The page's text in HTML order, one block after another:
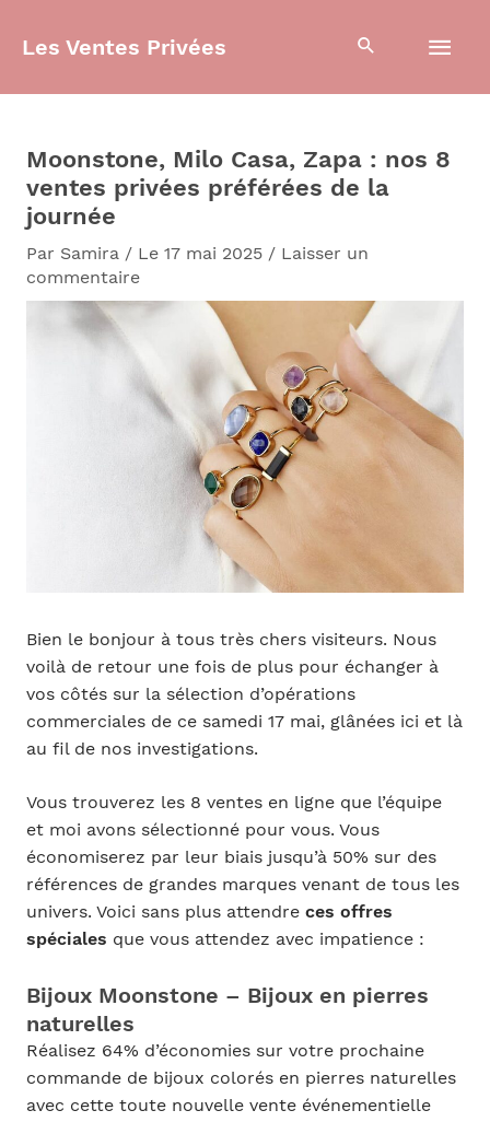
Les Ventes Privées
Moonstone, Milo Casa, Zapa : nos 8
ventes privées préférées de la
journée
Par Samira / Le 17 mai 2025 / Laisser un
commentaire
Bien le bonjour à tous très chers visiteurs. Nous
voilà de retour une fois de plus pour échanger à
vos côtés sur la sélection d’opérations
commerciales de ce samedi 17 mai, glânées ici et là
au fil de nos investigations.
Vous trouverez les 8 ventes en ligne que l’équipe
et moi avons sélectionné pour vous. Vous
économiserez par leur biais jusqu’à 50% sur des
références de grandes marques venant de tous les
univers. Voici sans plus attendre ces offres
spéciales que vous attendez avec impatience :
Bijoux Moonstone – Bijoux en pierres
naturelles
Réalisez 64% d’économies sur votre prochaine
commande de bijoux colorés en pierres naturelles
avec cette toute nouvelle vente événementielle